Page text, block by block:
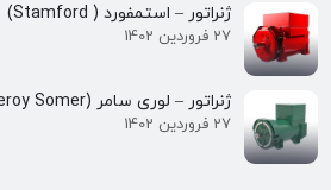
ژنراتور – استمفورد ( Stamford)
27 فروردین 1402
ژنراتور – لوری سامر (Leroy Somer)
27 فروردین 1402